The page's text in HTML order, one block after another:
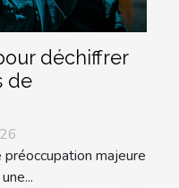
déchiffrer
de
majeure